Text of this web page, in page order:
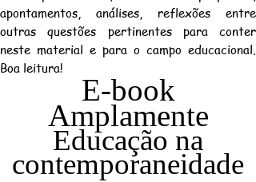
apontamentos, análises, reflexões entre
outras questões pertinentes para conter
neste material e para o campo educacional.
Boa leitura!
E-book
Amplamente
Educação na
contemporaneidade